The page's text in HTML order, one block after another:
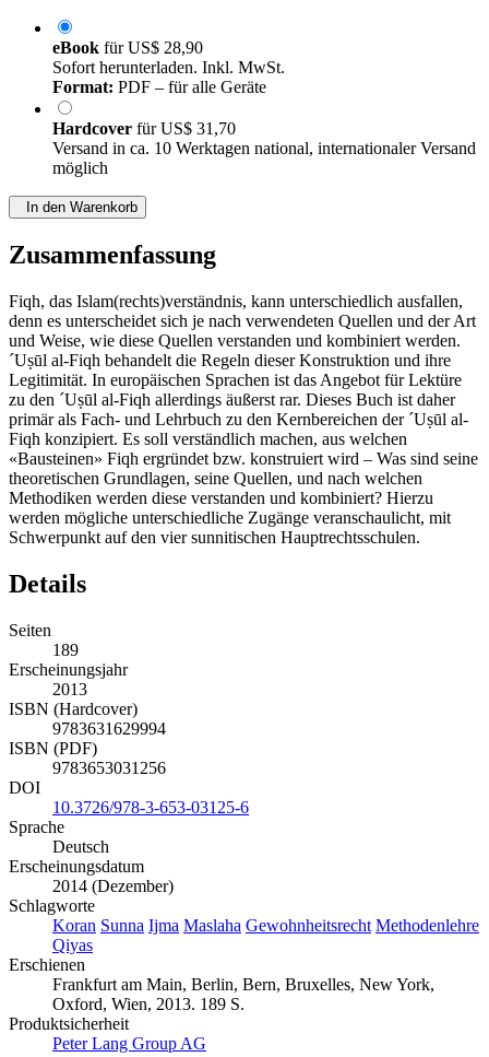
eBook fürUS$ 28,90
Sofort herunterladen. Inkl. MwSt.
Format: PDF – für alle Geräte
Hardcover fürUS$ 31,70
Versand in ca. 10 Werktagen national, internationaler Versand
möglich
In den Warenkorb
Zusammenfassung
Fiqh, das Islam(rechts)verständnis, kann unterschiedlich ausfallen,
denn es unterscheidet sich je nach verwendeten Quellen und der Art
und Weise, wie diese Quellen verstanden und kombiniert werden.
´Uṣūl al-Fiqh behandelt die Regeln dieser Konstruktion und ihre
Legitimität. In europäischen Sprachen ist das Angebot für Lektüre
zu den ´Uṣūl al-Fiqh allerdings äußerst rar. Dieses Buch ist daher
primär als Fach- und Lehrbuch zu den Kernbereichen der ´Uṣūl al-
Fiqh konzipiert. Es soll verständlich machen, aus welchen
«Bausteinen» Fiqh ergründet bzw. konstruiert wird – Was sind seine
theoretischen Grundlagen, seine Quellen, und nach welchen
Methodiken werden diese verstanden und kombiniert? Hierzu
werden mögliche unterschiedliche Zugänge veranschaulicht, mit
Schwerpunkt auf den vier sunnitischen Hauptrechtsschulen.
Details
Seiten
189
Erscheinungsjahr
2013
ISBN (Hardcover)
9783631629994
ISBN (PDF)
9783653031256
DOI
10.3726/978-3-653-03125-6
Sprache
Deutsch
Erscheinungsdatum
2014 (Dezember)
Schlagworte
Koran Sunna Ijma Maslaha Gewohnheitsrecht Methodenlehre
Qiyas
Erschienen
Frankfurt am Main, Berlin, Bern, Bruxelles, New York,
Oxford, Wien, 2013. 189 S.
Produktsicherheit
Peter Lang Group AG